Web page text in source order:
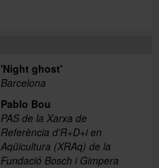
'Night ghost'
Barcelona
Pablo Bou
PAS de la Xarxa de
Referència d'R+D+i en
Aqüicultura (XRAq) de la
Fundació Bosch i Gimpera